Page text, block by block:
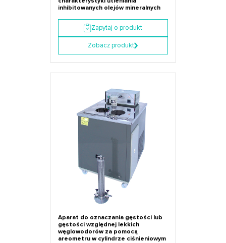
inhibitowanych olejów mineralnych
Zapytaj o produkt
Zobacz produkt
Aparat do oznaczania gęstości lub
gęstości względnej lekkich
węglowodorów za pomocą
areometru w cylindrze ciśnieniowym